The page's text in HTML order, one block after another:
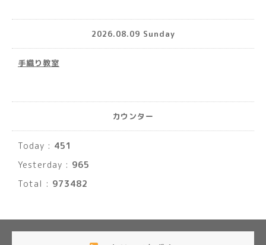
2026.08.09 Sunday
手織り教室
カウンター
Today : 451
Yesterday : 965
Total : 973482